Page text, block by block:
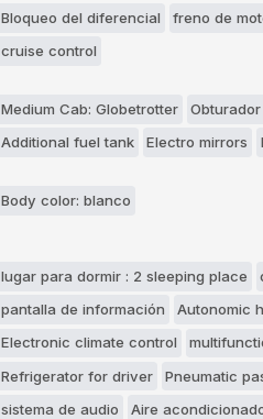
Bloqueo del diferencial freno de
cruise control
Medium Cab: Globetrotter
Additional fuel tank
Electro mirrors
Body color: blanco
lugar para dormir : 2 sleeping place
pantalla de información
Autonomic
Electronic climate control
Refrigerator for driver
Pneumatic
sistema de audio
Aire